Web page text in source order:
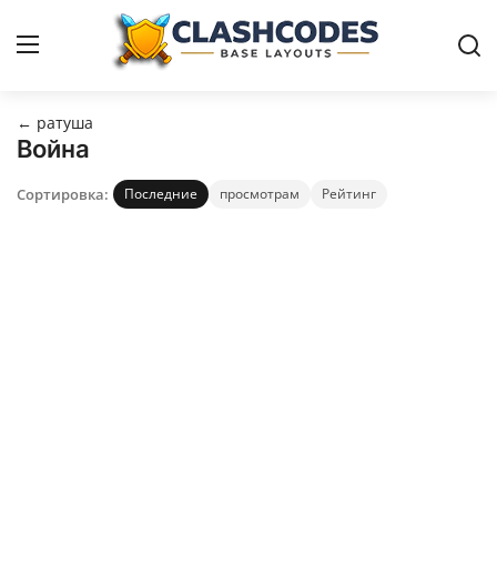
Расстановки
Русский
← ратуша
Война
Сортировка: Последние просмотрам Рейтинг